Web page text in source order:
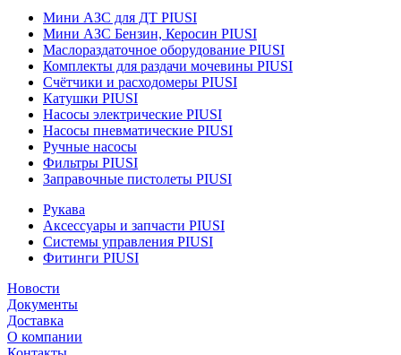
Мини АЗС для ДТ PIUSI
Мини АЗС Бензин, Керосин PIUSI
Маслораздаточное оборудование PIUSI
Комплекты для раздачи мочевины PIUSI
Счётчики и расходомеры PIUSI
Катушки PIUSI
Насосы электрические PIUSI
Насосы пневматические PIUSI
Ручные насосы
Фильтры PIUSI
Заправочные пистолеты PIUSI
Рукава
Аксессуары и запчасти PIUSI
Системы управления PIUSI
Фитинги PIUSI
Новости
Документы
Доставка
О компании